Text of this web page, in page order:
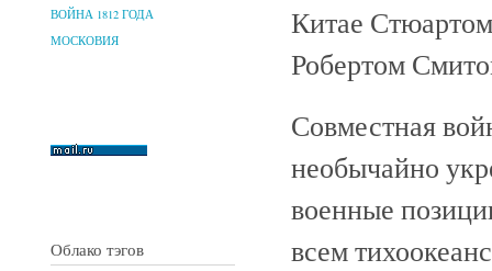
ВОЙНА 1812 ГОДА
МОСКОВИЯ
Облако тэгов
Китае
Робертом
Совместная
необычайно
военные
всем